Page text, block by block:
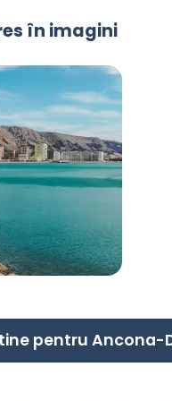
în imagini
pentru Ancona-